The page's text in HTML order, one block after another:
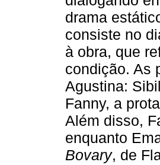
drama
consiste no
à obra, que
condição. As
Agustina:
Fanny, a
Além disso,
enquanto
Bovary, de